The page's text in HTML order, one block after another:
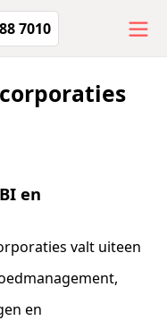
7010
en
valt uiteen
en